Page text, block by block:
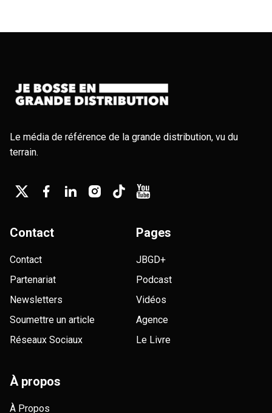
Le média de référence de la grande distribution, vu du
terrain.
Contact
Contact
Partenariat
Newsletters
Soumettre un article
Réseaux Sociaux
Pages
JBGD+
Podcast
Vidéos
Agence
Le Livre
À propos
À Propos